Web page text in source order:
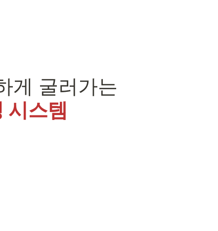
시스템